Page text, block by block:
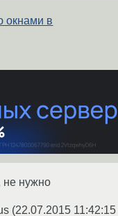
окнами в
не нужно
(22.07.2015